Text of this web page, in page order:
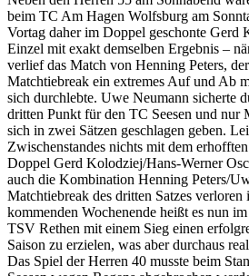
beim TC Am Hagen Wolfsburg am
Vortag daher im Doppel geschonte Gerd
Einzel mit exakt demselben Ergebnis –
verlief das Match von Henning Peters,
Matchtiebreak ein extremes Auf und Ab
sich durchlebte. Uwe Neumann sicherte
dritten Punkt für den TC Seesen und nur
sich in zwei Sätzen geschlagen geben.
Zwischenstandes nichts mit dem
Doppel Gerd Kolodziej/Hans-Werner
auch die Kombination Henning Peters/
Matchtiebreak des dritten Satzes verloren
kommenden Wochenende heißt es nun
TSV Rethen mit einem Sieg einen
Saison zu erzielen, was aber durchaus
Das Spiel der Herren 40 musste beim